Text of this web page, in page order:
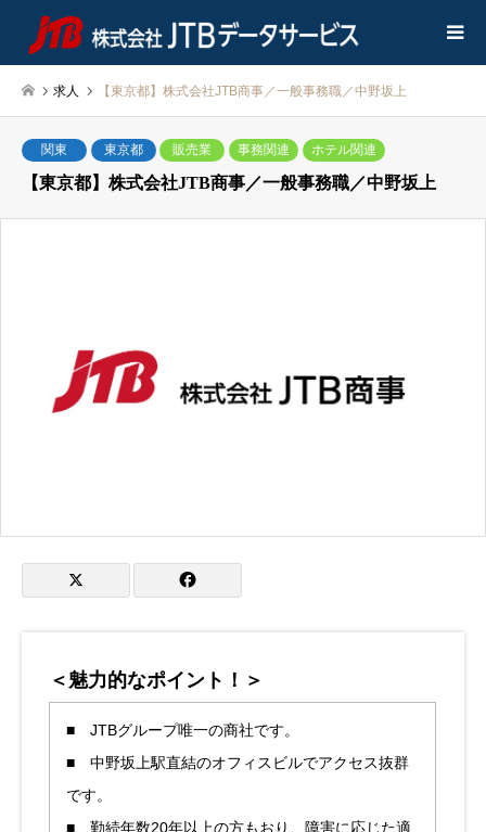
求人 【東京都】株式会社JTB商事／一般事務職／中野坂上
関東 東京都 販売業 事務関連 ホテル関連
【東京都】株式会社JTB商事／一般事務職／中野坂上
＜魅力的なポイント！＞
■ JTBグループ唯一の商社です。
■ 中野坂上駅直結のオフィスビルでアクセス抜群
です。
■ 勤続年数20年以上の方もおり、障害に応じた適